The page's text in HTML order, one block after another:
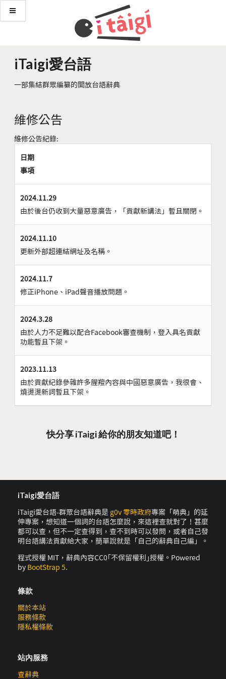
iTaigi愛台語
一部集結群眾編纂的開放台語辭典
維修公告
維修公告紀錄:
日期
事項
2024.11.29
由於後台仍收到大量惡意廣告，「貢獻新講法」暫且關閉。
2024.11.10
更新外部超連結網址及名稱。
2024.11.7
修正iPhone、iPad聲音播放問題。
2024.3.28
由於人力不足難以配合Facebook審查機制，登入具名貢獻
功能暫且下架。
2023.11.13
由於貢獻紀錄參雜許多腥羶內容與中國惡意廣告，我很會、
燒燙燙新詞暫且下架。
快分享 iTaigi 給你的朋友知道吧！
iTaigi愛台語
iTaigi愛台語-群眾台語辭典是 g0v 零時政府專案「萌典」的延
伸專案，想知道一個詞的台語怎麼說，來這裡查就對了！甚麼
都可以查，但不一定查得到，查不到時可以發問，或者自己發
明台語講法貢獻給大家，簡單說就是「自己的辭典自己編」。
程式授權 MIT，辭典內容CC0｢不保留權利｣授權。Powered
by BootStrap 5.
條款
關於本站
服務條款
隱私權條款
站內服務
查辭典